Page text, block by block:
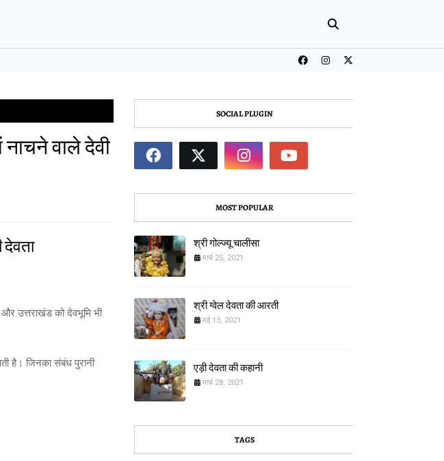
नाचने वाले देवी
देवता
और उत्तराखंड को देवभूमि भी
है। जिनका संबंध पुरानी
SOCIAL PLUGIN
MOST POPULAR
श्री गोल्ज्यू चालीसा
मार्च 25, 2021
श्री ग्वेल देवता की आरती
मई 13, 2021
एड़ी देवता की कहानी
मार्च 28, 2021
TAGS